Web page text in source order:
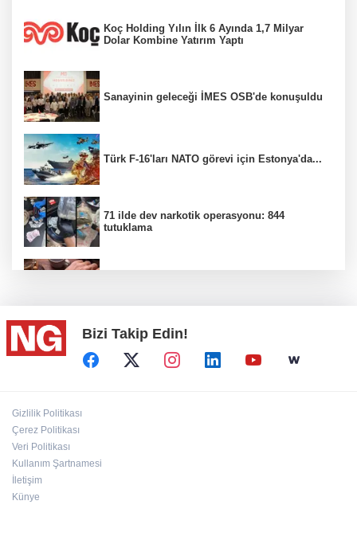
Koç Holding Yılın İlk 6 Ayında 1,7 Milyar
Dolar Kombine Yatırım Yaptı
Sanayinin geleceği İMES OSB'de konuşuldu
Türk F-16'ları NATO görevi için Estonya'da...
71 ilde dev narkotik operasyonu: 844
tutuklama
Bizi Takip Edin!
Gizlilik Politikası
Çerez Politikası
Veri Politikası
Kullanım Şartnamesi
İletişim
Künye